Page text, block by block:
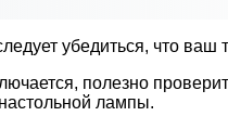
убедиться, что ваш
полезно
лампы.